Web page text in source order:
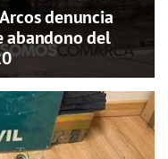
denuncia
abandono del